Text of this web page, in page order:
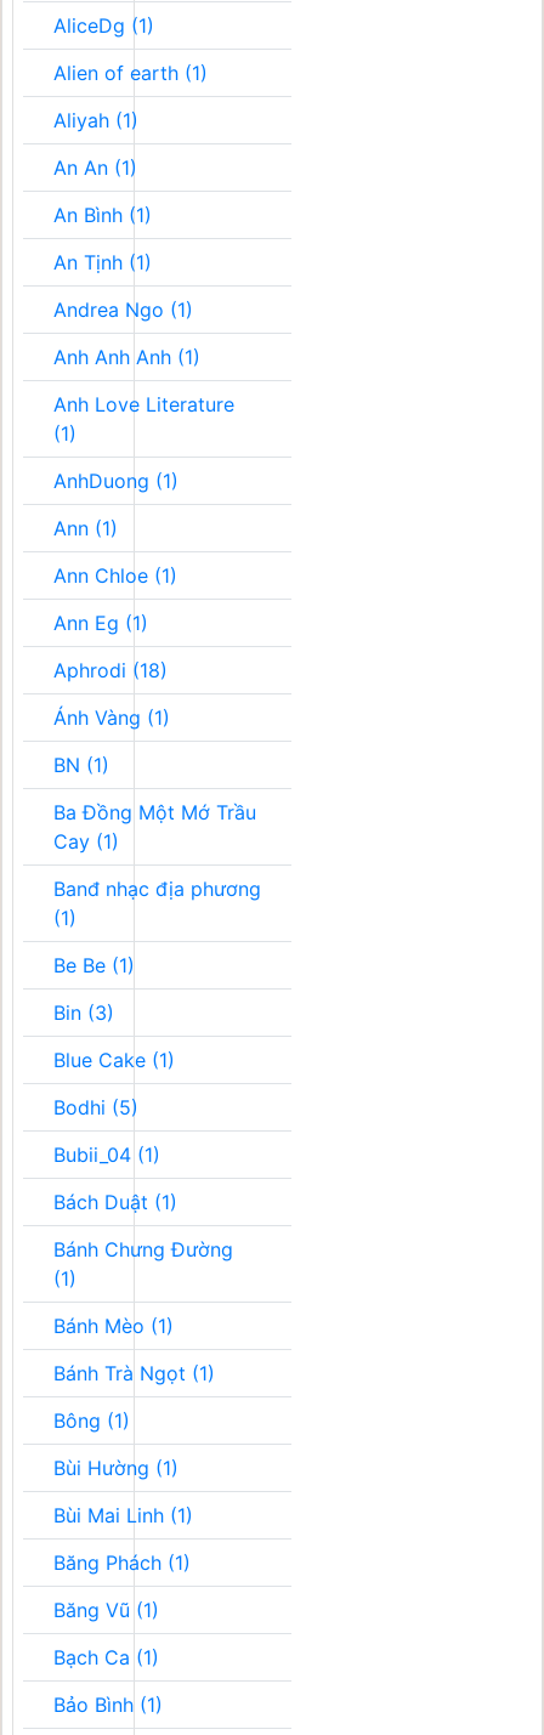
AliceDg (1)
Alien of earth (1)
Aliyah (1)
An An (1)
An Bình (1)
An Tịnh (1)
Andrea Ngo (1)
Anh Anh Anh (1)
Anh Love Literature
(1)
AnhDuong (1)
Ann (1)
Ann Chloe (1)
Ann Eg (1)
Aphrodi (18)
Ánh Vàng (1)
BN (1)
Ba Đồng Một Mớ Trầu
Cay (1)
Banđ nhạc địa phương
(1)
Be Be (1)
Bin (3)
Blue Cake (1)
Bodhi (5)
Bubii_04 (1)
Bách Duật (1)
Bánh Chưng Đường
(1)
Bánh Mèo (1)
Bánh Trà Ngọt (1)
Bông (1)
Bùi Hường (1)
Bùi Mai Linh (1)
Băng Phách (1)
Băng Vũ (1)
Bạch Ca (1)
Bảo Bình (1)